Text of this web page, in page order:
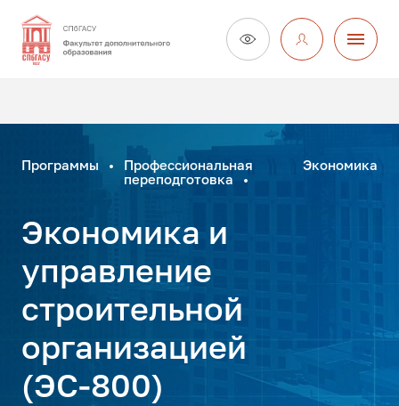
Программы
Профессиональная
переподготовка
Экономика
Экономика и
управление
строительной
организацией
(ЭС-800)